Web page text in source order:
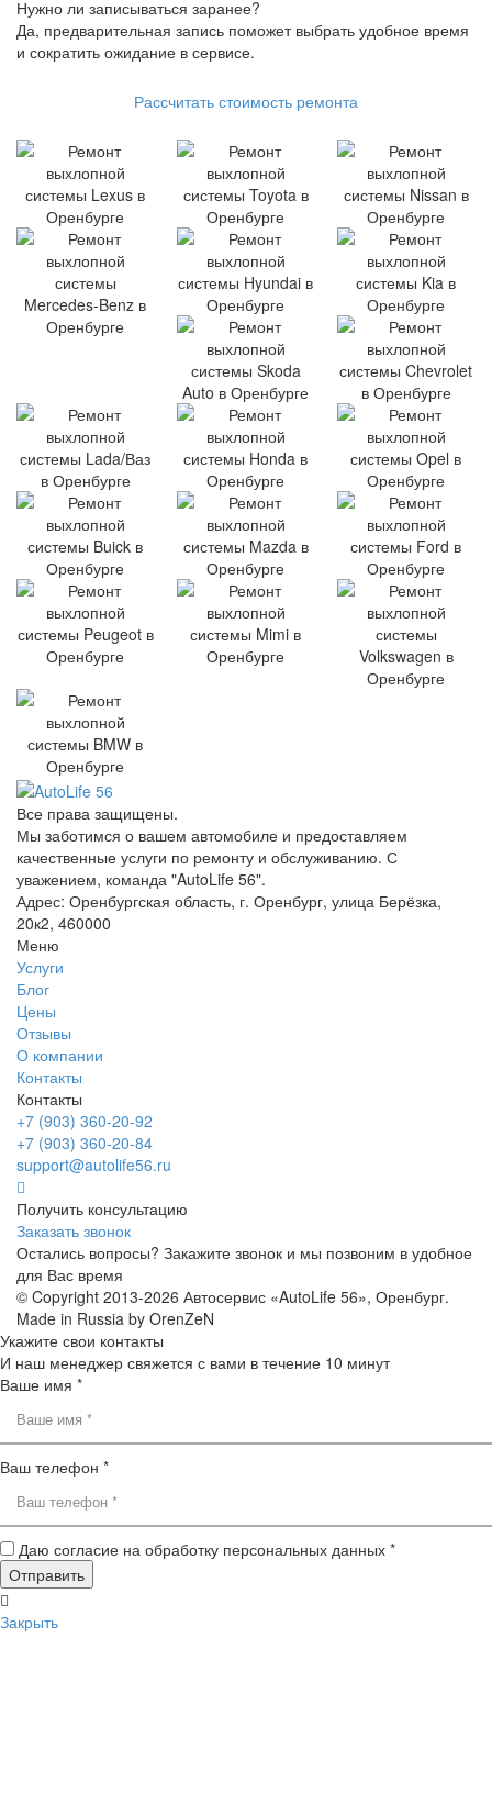
Нужно ли записываться заранее?
Да, предварительная запись поможет выбрать удобное время
и сократить ожидание в сервисе.
Рассчитать стоимость ремонта
Все права защищены.
Мы заботимся о вашем автомобиле и предоставляем
качественные услуги по ремонту и обслуживанию. С
уважением, команда "AutoLife 56".
Адрес: Оренбургская область, г. Оренбург, улица Берёзка,
20к2, 460000
Меню
Услуги
Блог
Цены
Отзывы
О компании
Контакты
Контакты
+7 (903) 360-20-92
+7 (903) 360-20-84
support@autolife56.ru
Получить консультацию
Заказать звонок
Остались вопросы? Закажите звонок и мы позвоним в удобное
для Вас время
© Copyright 2013-2026 Автосервис «AutoLife 56», Оренбург.
Made in Russia by OrenZeN
Укажите свои контакты
И наш менеджер свяжется с вами в течение 10 минут
Ваше имя *
Ваш телефон *
Даю согласие на обработку персональных данных *
Закрыть